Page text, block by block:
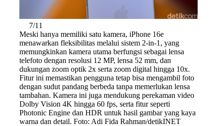
7/11
Meski hanya memiliki satu kamera, iPhone 16e
menawarkan fleksibilitas melalui sistem 2-in-1, yang
memungkinkan kamera utama berfungsi sebagai lensa
telefoto dengan resolusi 12 MP, lensa 52 mm, dan
dukungan zoom optik 2x serta zoom digital hingga 10x.
Fitur ini memastikan pengguna tetap bisa mengambil foto
dengan sudut pandang berbeda tanpa memerlukan lensa
tambahan. Kamera ini juga mendukung perekaman video
Dolby Vision 4K hingga 60 fps, serta fitur seperti
Photonic Engine dan HDR untuk hasil gambar yang kaya
warna dan detail. Foto: Adi Fida Rahman/detikINET